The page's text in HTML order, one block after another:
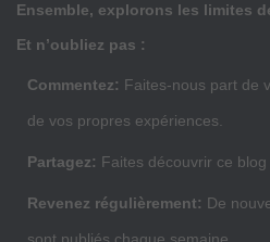
Ensemble, explorons les limites
Et n’oubliez pas :
Commentez: Faites-nous part de
de vos propres expériences.
Partagez: Faites découvrir ce
Revenez régulièrement: De